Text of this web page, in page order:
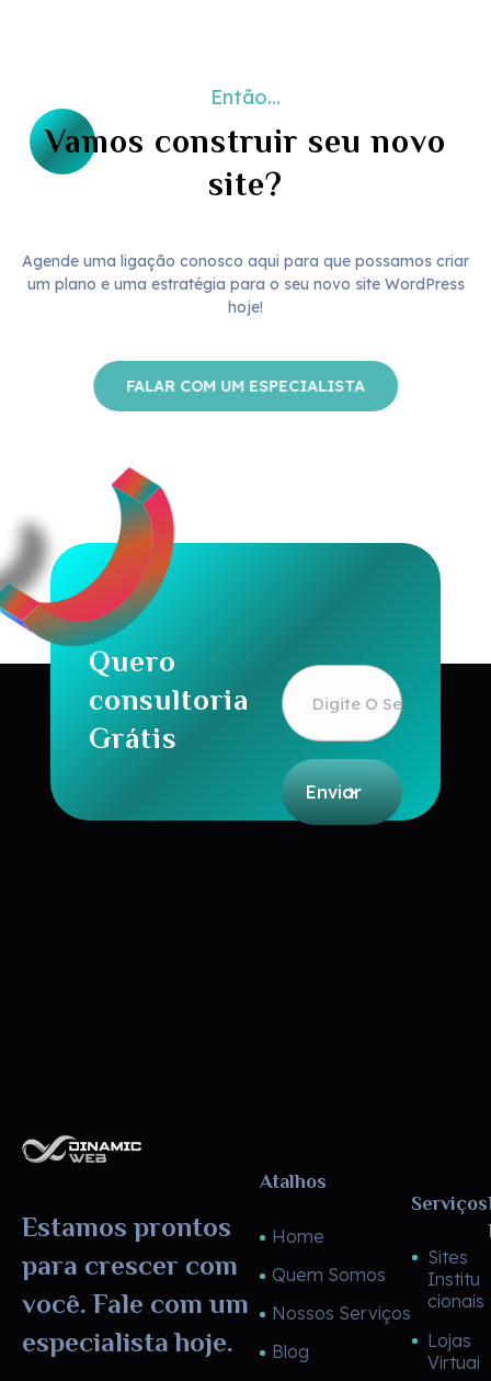
Então...
Vamos construir seu novo
site?
Agende uma ligação conosco aqui para que possamos criar
um plano e uma estratégia para o seu novo site WordPress
hoje!
FALAR COM UM ESPECIALISTA
Quero
consultoria
Grátis
Estamos prontos
para crescer com
você. Fale com um
especialista hoje.
Atalhos
Home
Quem Somos
Nossos Serviços
Blog
Serviços
Sites
Institu
cionais
Lojas
Virtuai